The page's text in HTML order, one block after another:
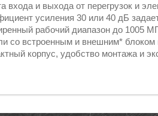
входа и выхода от перегрузок и
усиления 30 или 40 дБ
рабочий диапазон до 1005
со встроенным и внешним* блоком
корпус, удобство монтажа и